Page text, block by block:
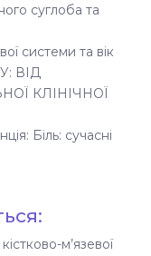
суглоба та
системи та вік
ВІД
КЛІНІЧНОЇ
Біль: сучасні
м’язевої